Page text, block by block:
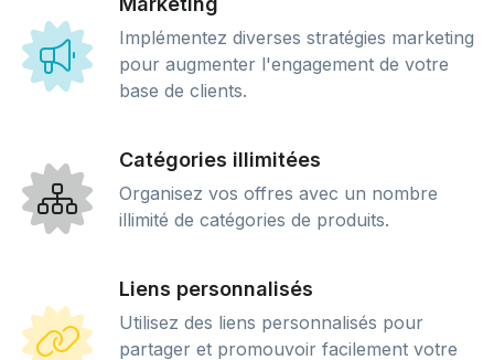
Implémentez diverses stratégies marketing
pour augmenter l'engagement de votre
base de clients.
Catégories illimitées
Organisez vos offres avec un nombre
illimité de catégories de produits.
Liens personnalisés
Utilisez des liens personnalisés pour
partager et promouvoir facilement votre